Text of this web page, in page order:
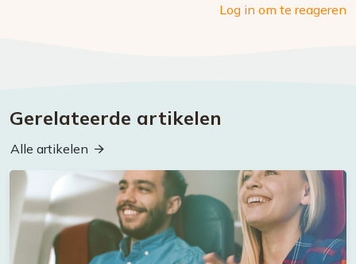
Log in om te reageren
Gerelateerde artikelen
Alle artikelen